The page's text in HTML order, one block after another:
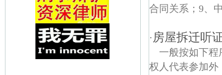
合同关系；9、
· 房屋拆迁听
一般按如下程
权人代表参加外